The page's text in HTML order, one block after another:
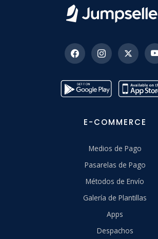
E-COMMERCE
Medios de Pago
Pasarelas de Pago
Métodos de Envío
Galería de Plantillas
Apps
Despachos